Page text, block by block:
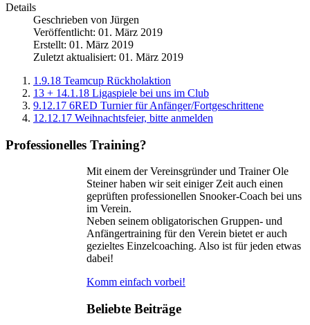
Details
Geschrieben von Jürgen
Veröffentlicht: 01. März 2019
Erstellt: 01. März 2019
Zuletzt aktualisiert: 01. März 2019
1.9.18 Teamcup Rückholaktion
13 + 14.1.18 Ligaspiele bei uns im Club
9.12.17 6RED Turnier für Anfänger/Fortgeschrittene
12.12.17 Weihnachtsfeier, bitte anmelden
Professionelles Training?
Mit einem der Vereinsgründer und Trainer Ole
Steiner haben wir seit einiger Zeit auch einen
geprüften professionellen Snooker-Coach bei uns
im Verein.
Neben seinem obligatorischen Gruppen- und
Anfängertraining für den Verein bietet er auch
gezieltes Einzelcoaching. Also ist für jeden etwas
dabei!
Komm einfach vorbei!
Beliebte Beiträge